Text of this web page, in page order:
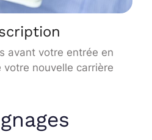
avant votre entrée en
nouvelle carrière